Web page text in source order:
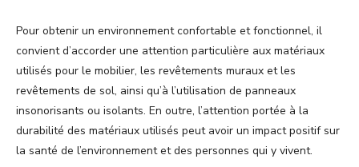
Pour obtenir un environnement confortable et fonctionnel, il
convient d’accorder une attention particulière aux matériaux
utilisés pour le mobilier, les revêtements muraux et les
revêtements de sol, ainsi qu’à l’utilisation de panneaux
insonorisants ou isolants. En outre, l’attention portée à la
durabilité des matériaux utilisés peut avoir un impact positif sur
la santé de l’environnement et des personnes qui y vivent.